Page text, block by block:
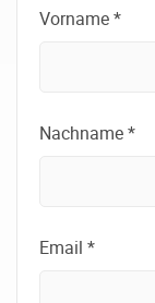
Vorname *
Nachname *
Email *